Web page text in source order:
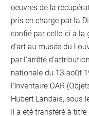
oeuvres de la
pris en charge par la
confié par celle-ci à la
d'art au musée du
par l'arrêté
nationale du 13 août
l'Inventaire OAR
Hubert Landais, sous
Il a été transféré à